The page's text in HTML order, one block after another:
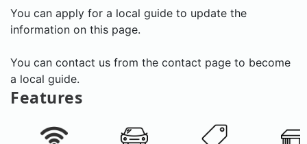
You can apply for a local guide to update the
information on this page.
You can contact us from the contact page to become
a local guide.
Features